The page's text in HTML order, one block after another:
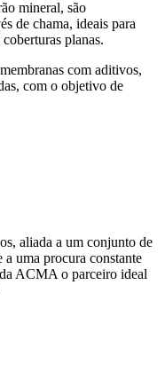
mineral, são
de chama, ideais para
planas.
com aditivos,
com o objetivo de
aliada a um conjunto de
a uma procura constante
ACMA o parceiro ideal